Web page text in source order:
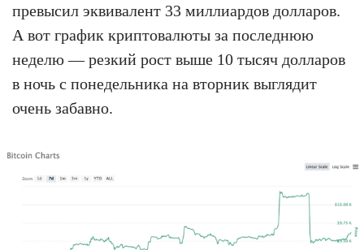
превысил эквивалент 33 миллиардов долларов.
А вот график криптовалюты за последнюю
неделю — резкий рост выше 10 тысяч долларов
в ночь с понедельника на вторник выглядит
очень забавно.